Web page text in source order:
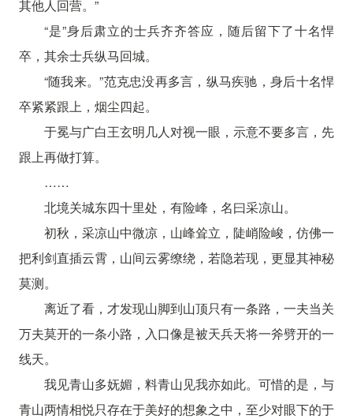
其他人回营。”
“是”身后肃立的士兵齐齐答应，随后留下了十名悍
卒，其余士兵纵马回城。
“随我来。”范克忠没再多言，纵马疾驰，身后十名悍
卒紧紧跟上，烟尘四起。
于冕与广白王玄明几人对视一眼，示意不要多言，先
跟上再做打算。
……
北境关城东四十里处，有险峰，名曰采凉山。
初秋，采凉山中微凉，山峰耸立，陡峭险峻，仿佛一
把利剑直插云霄，山间云雾缭绕，若隐若现，更显其神秘
莫测。
离近了看，才发现山脚到山顶只有一条路，一夫当关
万夫莫开的一条小路，入口像是被天兵天将一斧劈开的一
线天。
我见青山多妩媚，料青山见我亦如此。可惜的是，与
青山两情相悦只存在于美好的想象之中，至少对眼下的于